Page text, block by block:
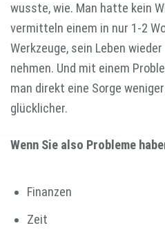
wusste, wie. Man hatte kein
vermitteln einem in nur 1-2
Werkzeuge, sein Leben
nehmen. Und mit einem
man direkt eine Sorge
glücklicher.
Wenn Sie also Probleme
Finanzen
Zeit